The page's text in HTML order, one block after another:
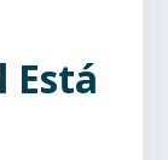
Está